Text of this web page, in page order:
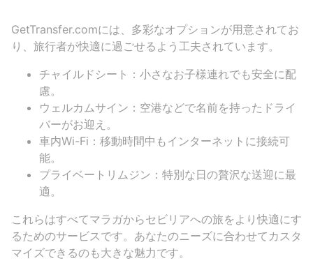
GetTransfer.comには、多彩なオプションが用意されてお
り、旅行者が快適に過ごせるよう工夫されています。
チャイルドシート：小さなお子様連れでも安全に配
慮。
ウェルカムサイン：空港などで名前を持ったドライ
バーがお迎え。
車内Wi-Fi：移動時間中もインターネットに接続可
能。
プライベートリムジン：特別な日の贅沢な送迎に最
適。
これらはすべてマラガからセビリアへの旅をより快適にす
るためのサービスです。あなたのニーズに合わせてカスタ
マイズできるのも大きな魅力です。